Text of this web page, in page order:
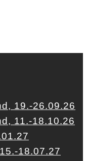
19.-26.09.26
11.-18.10.26
18.07.27